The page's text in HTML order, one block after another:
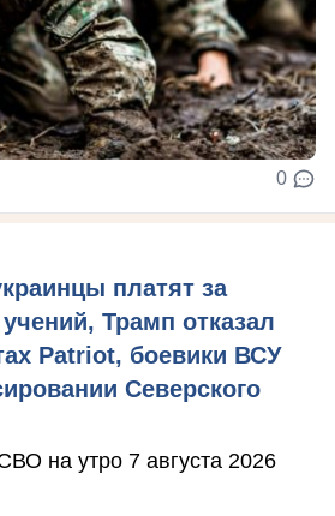
0
платят за
Трамп отказал
Patriot, боевики ВСУ
Северского
на утро 7 августа 2026